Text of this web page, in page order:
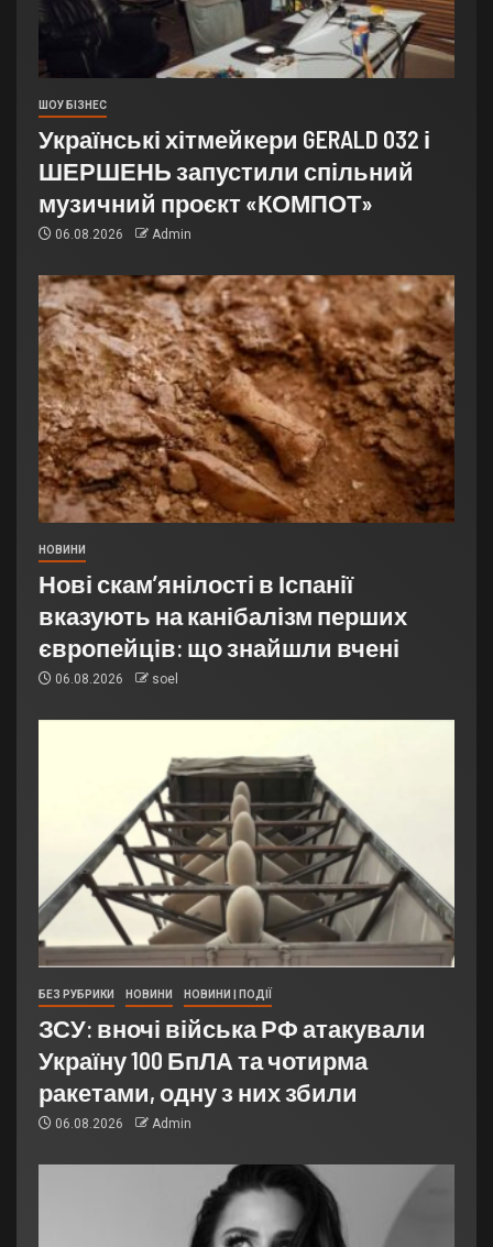
ШОУ БІЗНЕС
Українські хітмейкери GERALD 032 і
ШЕРШЕНЬ запустили спільний
музичний проєкт «КОМПОТ»
06.08.2026 Admin
НОВИНИ
Нові скам’янілості в Іспанії
вказують на канібалізм перших
європейців: що знайшли вчені
06.08.2026 soel
БЕЗ РУБРИКИ НОВИНИ НОВИНИ | ПОДІЇ
ЗСУ: вночі війська РФ атакували
Україну 100 БпЛА та чотирма
ракетами, одну з них збили
06.08.2026 Admin